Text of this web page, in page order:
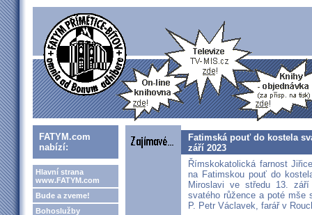
FATYM.com
nabízí:
Hlavní strana
www.FATYM.com
Bude a zveme!
Bohoslužby
Fatimská pouť do kostela
září 2023
Římskokatolická farnost
na Fatimskou pouť do
Miroslavi ve středu 13.
svatého růžence a poté mše
P. Petr Václavek, farář v